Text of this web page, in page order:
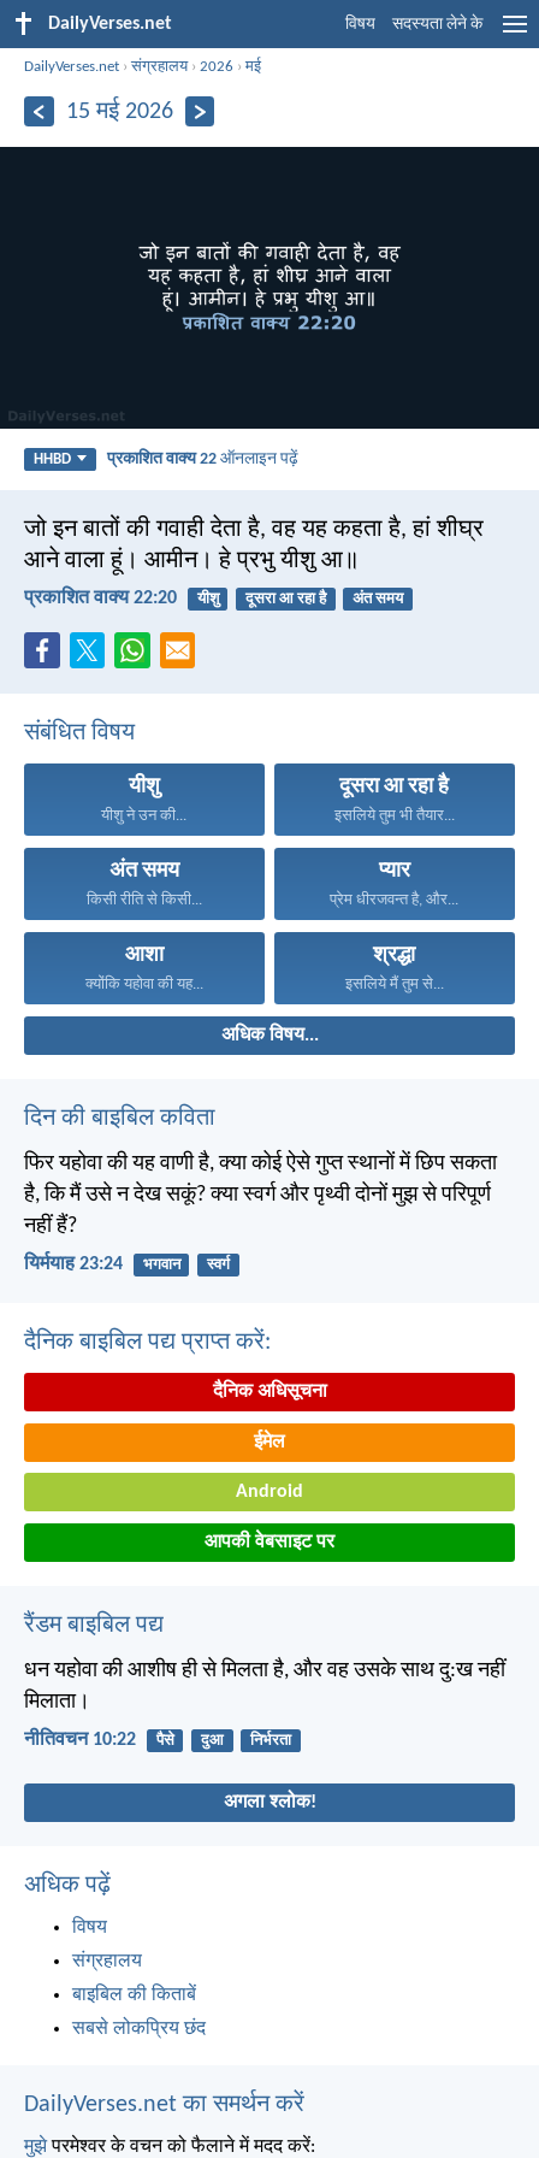
DailyVerses.net विषय सदस्यता लेने के
DailyVerses.net ›संग्रहालय›2026 ›मई
15 मई 2026
HHBD प्रकाशित वाक्य 22 ऑनलाइन पढ़ें
जो इन बातों की गवाही देता है, वह यह कहता है, हां शीघ्र
आने वाला हूं। आमीन। हे प्रभु यीशु आ॥
प्रकाशित वाक्य 22:20 यीशु दूसरा आ रहा है अंत समय
संबंधित विषय
यीशु
यीशु ने उन की...
दूसरा आ रहा है
इसलिये तुम भी तैयार...
अंत समय
किसी रीति से किसी...
प्यार
प्रेम धीरजवन्त है, और...
आशा
क्योंकि यहोवा की यह...
श्रद्धा
इसलिये मैं तुम से...
अधिक विषय...
दिन की बाइबिल कविता
फिर यहोवा की यह वाणी है, क्या कोई ऐसे गुप्त स्थानों में छिप सकता
है, कि मैं उसे न देख सकूं? क्या स्वर्ग और पृथ्वी दोनों मुझ से परिपूर्ण
नहीं हैं?
यिर्मयाह 23:24 भगवान स्वर्ग
दैनिक बाइबिल पद्य प्राप्त करें:
दैनिक अधिसूचना
ईमेल
Android
आपकी वेबसाइट पर
रैंडम बाइबिल पद्य
धन यहोवा की आशीष ही से मिलता है, और वह उसके साथ दु:ख नहीं
मिलाता।
नीतिवचन 10:22 पैसे दुआ निर्भरता
अगला श्लोक!
अधिक पढ़ें
विषय
संग्रहालय
बाइबिल की किताबें
सबसे लोकप्रिय छंद
DailyVerses.net का समर्थन करें
मुझेपरमेश्वर के वचन को फैलाने में मदद करें: